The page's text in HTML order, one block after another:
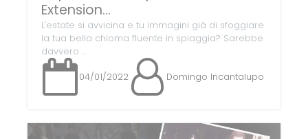
Extension...
L'estate si avvicina e tu immagini già di sfoggiare
la tua bella chioma fluente in spiaggia? Sarebbe
davvero ...
04/01/2022 Domingo Incantalupo